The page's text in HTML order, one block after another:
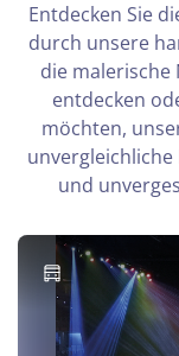
Entdecken Sie
durch unsere
die
entdecken
möchten,
und